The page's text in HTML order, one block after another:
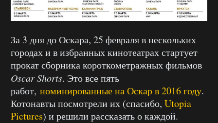
За 3 дня до Оскара, 25 февраля в нескольких
городах и в избранных кинотеатрах стартует
прокат сборника короткометражных фильмов
Oscar Shorts. Это все пять
работ, номинированные на Оскар в 2016 году.
Котонавты посмотрели их (спасибо, Utopia
Pictures) и решили рассказать о каждой.